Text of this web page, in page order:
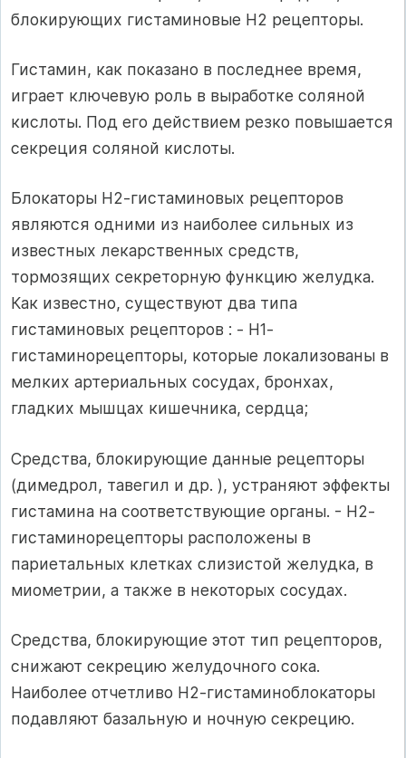
блокирующих гистаминовые Н2 рецепторы.
Гистамин, как показано в последнее время,
играет ключевую роль в выработке соляной
кислоты. Под его действием резко повышается
секреция соляной кислоты.
Блокаторы Н2-гистаминовых рецепторов
являются одними из наиболее сильных из
известных лекарственных средств,
тормозящих секреторную функцию желудка.
Как известно, существуют два типа
гистаминовых рецепторов : - Н1-
гистаминорецепторы, которые локализованы в
мелких артериальных сосудах, бронхах,
гладких мышцах кишечника, сердца;
Средства, блокирующие данные рецепторы
(димедрол, тавегил и др. ), устраняют эффекты
гистамина на соответствующие органы. - Н2-
гистаминорецепторы расположены в
париетальных клетках слизистой желудка, в
миометрии, а также в некоторых сосудах.
Средства, блокирующие этот тип рецепторов,
снижают секрецию желудочного сока.
Наиболее отчетливо Н2-гистаминоблокаторы
подавляют базальную и ночную секрецию.